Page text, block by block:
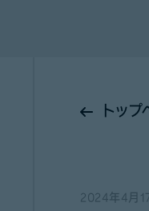
トッ
2024年4月